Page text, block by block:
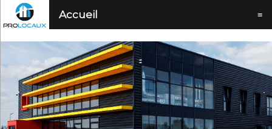
Accueil ≡